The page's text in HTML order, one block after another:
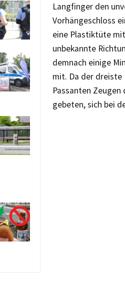
Langfinger den
Vorhängeschloss
eine Plastiktüte
unbekannte
demnach einige
mit. Da der dreiste
Passanten
gebeten, sich bei